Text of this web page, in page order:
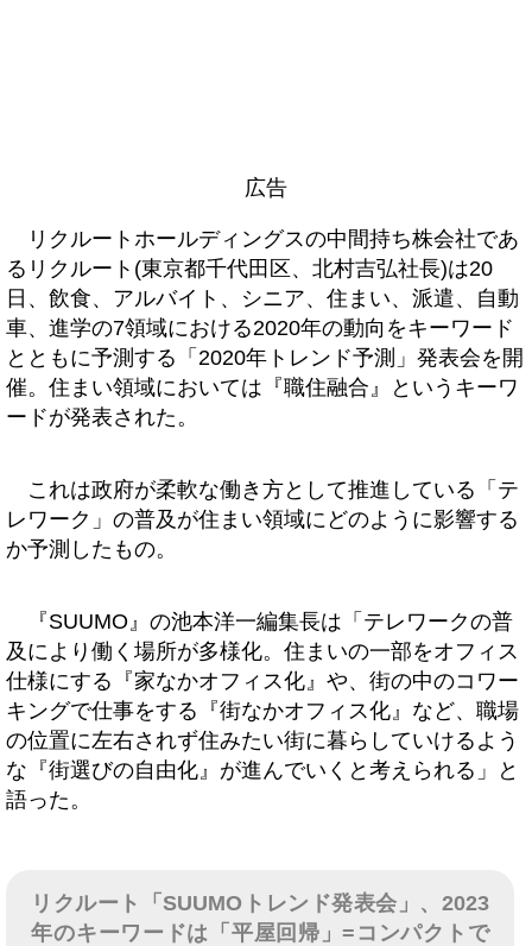
広告
リクルートホールディングスの中間持ち株会社であ
るリクルート(東京都千代田区、北村吉弘社長)は20
日、飲食、アルバイト、シニア、住まい、派遣、自動
車、進学の7領域における2020年の動向をキーワード
とともに予測する「2020年トレンド予測」発表会を開
催。住まい領域においては『職住融合』というキーワ
ードが発表された。
これは政府が柔軟な働き方として推進している「テ
レワーク」の普及が住まい領域にどのように影響する
か予測したもの。
『SUUMO』の池本洋一編集長は「テレワークの普
及により働く場所が多様化。住まいの一部をオフィス
仕様にする『家なかオフィス化』や、街の中のコワー
キングで仕事をする『街なかオフィス化』など、職場
の位置に左右されず住みたい街に暮らしていけるよう
な『街選びの自由化』が進んでいくと考えられる」と
語った。
リクルート「SUUMOトレンド発表会」、2023
年のキーワードは「平屋回帰」=コンパクトで